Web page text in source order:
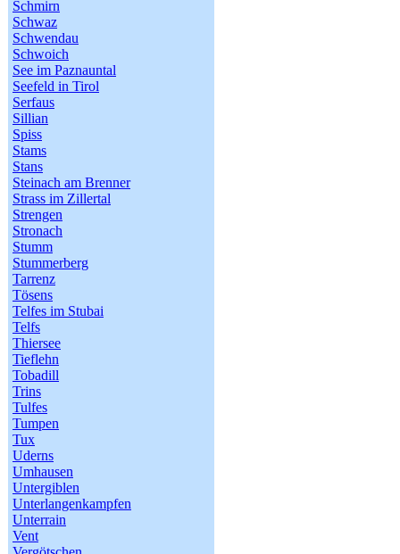
Schmirn
Schwaz
Schwendau
Schwoich
See im Paznauntal
Seefeld in Tirol
Serfaus
Sillian
Spiss
Stams
Stans
Steinach am Brenner
Strass im Zillertal
Strengen
Stronach
Stumm
Stummerberg
Tarrenz
Tösens
Telfes im Stubai
Telfs
Thiersee
Tieflehn
Tobadill
Trins
Tulfes
Tumpen
Tux
Uderns
Umhausen
Untergiblen
Unterlangenkampfen
Unterrain
Vent